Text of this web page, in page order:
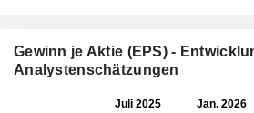
Gewinn je Aktie (EPS) -
Analystenschätzungen